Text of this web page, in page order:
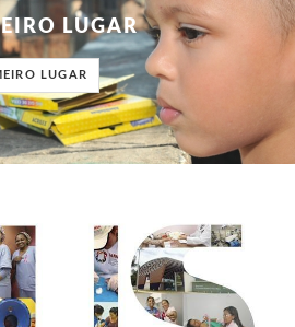
LUGAR
LUGAR